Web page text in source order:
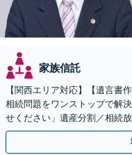
家族信託
【関西エリア対応】【遺言書
相続問題をワンストップで解
せください」遺産分割／相続
登記など【休日・夜間面談可